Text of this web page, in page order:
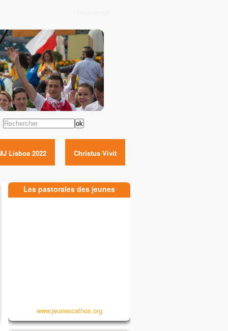
Rechercher
Lisboa 2022 Christus Vivit
Les pastorales des jeunes
www.jeunescathos.org